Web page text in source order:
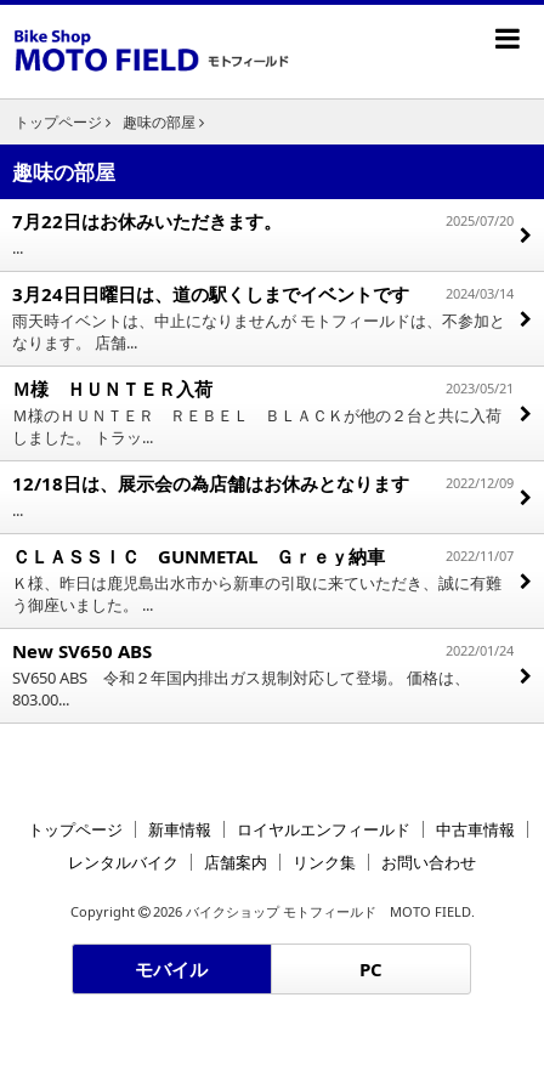
トップページ 趣味の部屋
趣味の部屋
7月22日はお休みいただきます。
...
2025/07/20
3月24日日曜日は、道の駅くしまでイベントです
雨天時イベントは、中止になりませんが モトフィールドは、不参加と
なります。 店舗...
2024/03/14
Ｍ様 ＨＵＮＴＥＲ入荷
Ｍ様のＨＵＮＴＥＲ ＲＥＢＥＬ ＢＬＡＣＫが他の２台と共に入荷
しました。 トラッ...
2023/05/21
12/18日は、展示会の為店舗はお休みとなります
...
2022/12/09
ＣＬＡＳＳＩＣ GUNMETAL Ｇｒｅｙ納車
Ｋ様、昨日は鹿児島出水市から新車の引取に来ていただき、誠に有難
う御座いました。 ...
2022/11/07
New SV650 ABS
SV650 ABS 令和２年国内排出ガス規制対応して登場。 価格は、
803.00...
2022/01/24
トップページ 新車情報 ロイヤルエンフィールド
中古車情報
レンタルバイク
店舗案内 リンク集 お問い合わせ
Copyright 2026 バイクショップ モトフィールド MOTO FIELD.
モバイル PC